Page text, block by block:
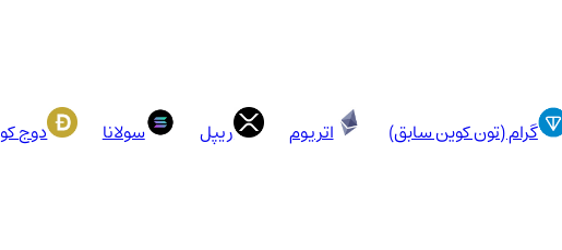
گرام (تون کوین سابق) اتریوم ریپل سولانا دوج